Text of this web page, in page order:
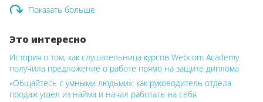
Показать больше
Это интересно
История о том, как слушательница курсов Webcom Academy
получила предложение о работе прямо на защите диплома
«Общайтесь с умными людьми»: как руководитель отдела
продаж ушел из найма и начал работать на себя